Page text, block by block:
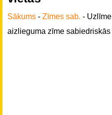
Sākums - Zīmes sab. -
aizlieguma zīme